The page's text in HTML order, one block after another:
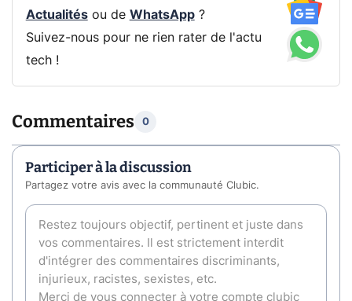
Actualitésou de WhatsApp?
Suivez-nous pour ne rien rater de l'actu
tech !
Commentaires 0
Participer à la discussion
Partagez votre avis avec la communauté Clubic.